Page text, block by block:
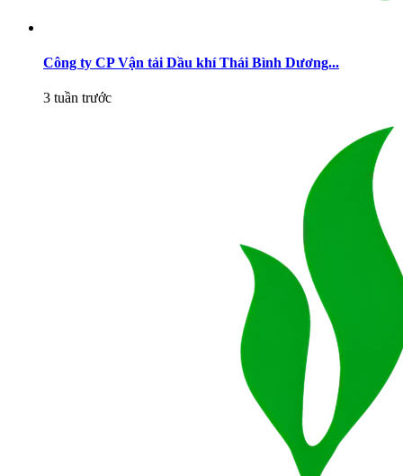
Công ty CP Vận tải Dầu khí Thái Bình Dương...
3 tuần trước